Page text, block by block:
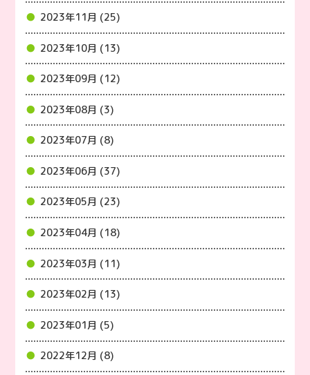
2023年11月 (25)
2023年10月 (13)
2023年09月 (12)
2023年08月 (3)
2023年07月 (8)
2023年06月 (37)
2023年05月 (23)
2023年04月 (18)
2023年03月 (11)
2023年02月 (13)
2023年01月 (5)
2022年12月 (8)